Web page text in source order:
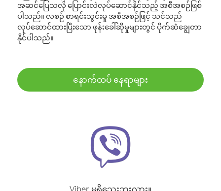
အဆင်ပြေသလို ပြောင်းလဲလုပ်ဆောင်နိုင်သည့် အစီအစဉ်ဖြစ်
ပါသည်။ လစဉ် စာရင်းသွင်းမှု အစီအစဉ်ဖြင့် သင်သည်
လုပ်ဆောင်ထားပြီးသော ဖုန်းခေါ်ဆိုမှုများတွင် ပိုက်ဆံချွေတာ
နိုင်ပါသည်။
နောက်ထပ် နေရာများ
Viber မရှိသေးဘူးလား။